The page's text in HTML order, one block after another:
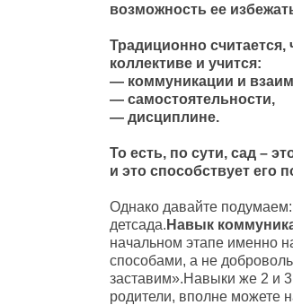
возможность ее
Традиционно считается,
коллективе и учится:
— коммуникации и
— самостоятельности,
— дисциплине.
То есть, по сути, сад –
и это способствует
Однако давайте подумаем:
детсада. Навык
начальном этапе именно
способами, а не
заставим».Навыки же 2 и
родители, вполне можете